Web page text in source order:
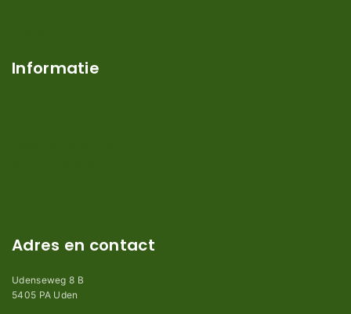
Informatie
Adres en contact
Udenseweg 8 B
5405 PA Uden